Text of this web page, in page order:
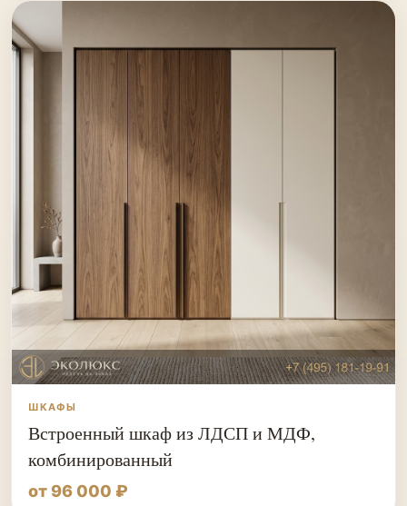
ШКАФЫ
Встроенный шкаф из ЛДСП и МДФ,
комбинированный
от 96 000 ₽